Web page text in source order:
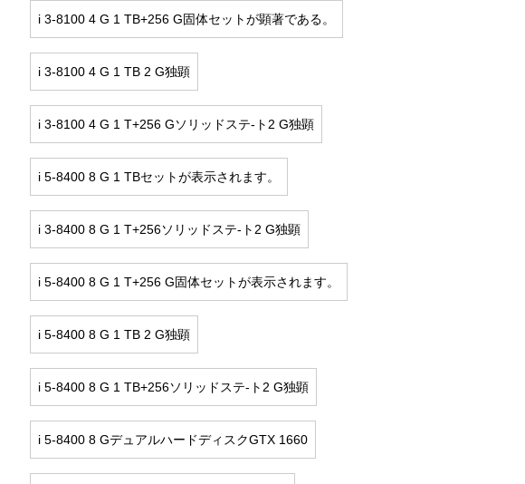
i 3-8100 4 G 1 TB+256 G固体セットが顕著である。
i 3-8100 4 G 1 TB 2 G独顕
i 3-8100 4 G 1 T+256 Gソリッドステ-ト2 G独顕
i 5-8400 8 G 1 TBセットが表示されます。
i 3-8400 8 G 1 T+256ソリッドステ-ト2 G独顕
i 5-8400 8 G 1 T+256 G固体セットが表示されます。
i 5-8400 8 G 1 TB 2 G独顕
i 5-8400 8 G 1 TB+256ソリッドステ-ト2 G独顕
i 5-8400 8 GデュアルハードディスクGTX 1660